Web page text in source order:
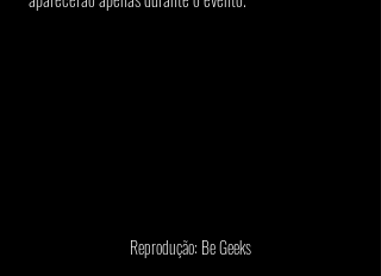
Reprodução: Be Geeks